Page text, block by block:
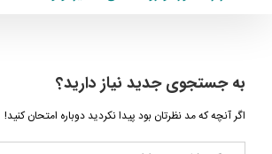
به جستجوی جديد نياز داريد؟
اگر آنچه که مد نظرتان بود پیدا نکردید دوباره امتحان کنید!